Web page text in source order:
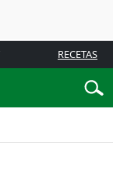
RECETAS